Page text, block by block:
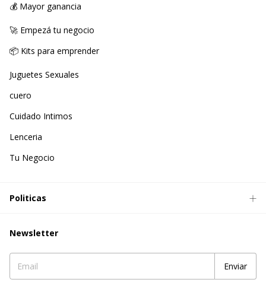
💰 Mayor ganancia
🚀 Empezá tu negocio
📦 Kits para emprender
Juguetes Sexuales
cuero
Cuidado Intimos
Lenceria
Tu Negocio
Politicas
Newsletter